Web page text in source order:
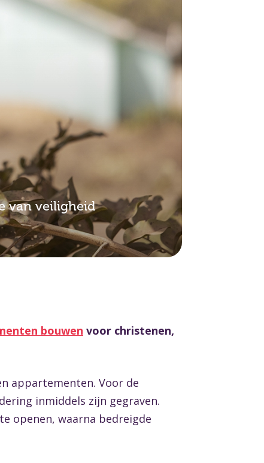
van veiligheid
bouwen voor christenen,
appartementen. Voor de
inmiddels zijn gegraven.
openen, waarna bedreigde